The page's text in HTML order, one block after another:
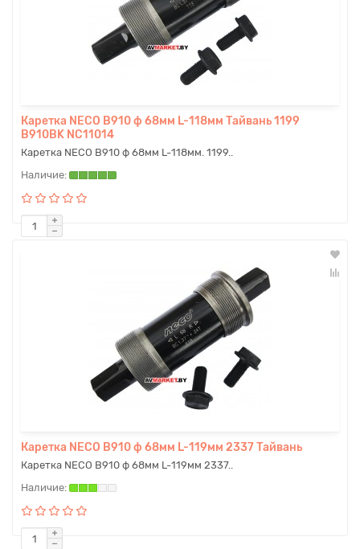
Каретка NECO B910 ф 68мм L-118мм Тайвань 1199
B910BK NC11014
Каретка NECO B910 ф 68мм L-118мм. 1199..
Каретка NECO B910 ф 68мм L-119мм 2337 Тайвань
Каретка NECO B910 ф 68мм L-119мм 2337..